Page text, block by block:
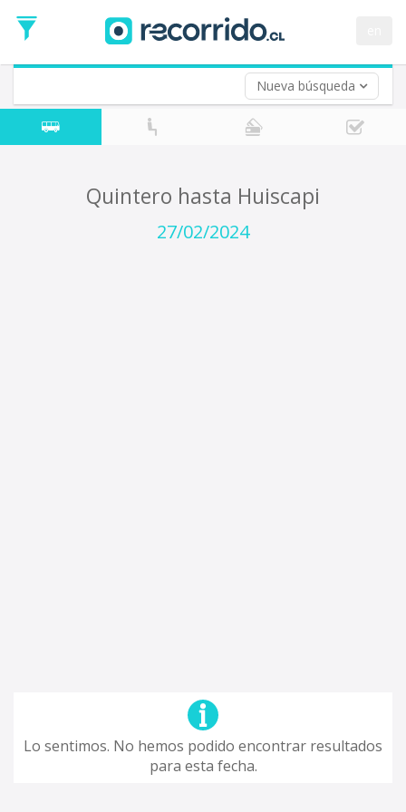
Nueva búsqueda
de
Ida
Vuelta (opcional)
Fecha
de
Quintero hasta Huiscapi
27/02/2024
Lo sentimos. No hemos podido encontrar resultados
para esta fecha.